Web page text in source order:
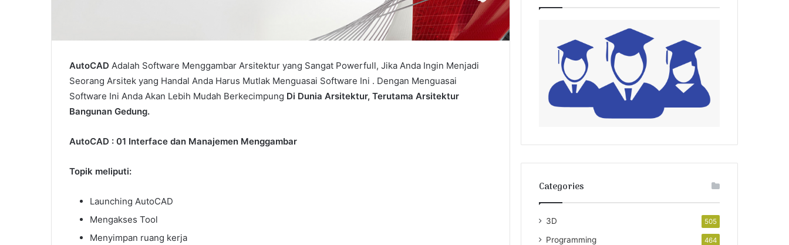
AutoCAD Adalah Software Menggambar Arsitektur yang Sangat Powerfull, Jika Anda Ingin Menjadi
Seorang Arsitek yang Handal Anda Harus Mutlak Menguasai Software Ini . Dengan Menguasai
Software Ini Anda Akan Lebih Mudah Berkecimpung Di Dunia Arsitektur, Terutama Arsitektur
Bangunan Gedung.
AutoCAD : 01 Interface dan Manajemen Menggambar
Topik meliputi:
Launching AutoCAD
Mengakses Tool
Menyimpan ruang kerja
Categories
3D 505
Programming 464